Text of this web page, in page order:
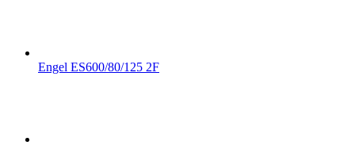
Engel ES600/80/125 2F